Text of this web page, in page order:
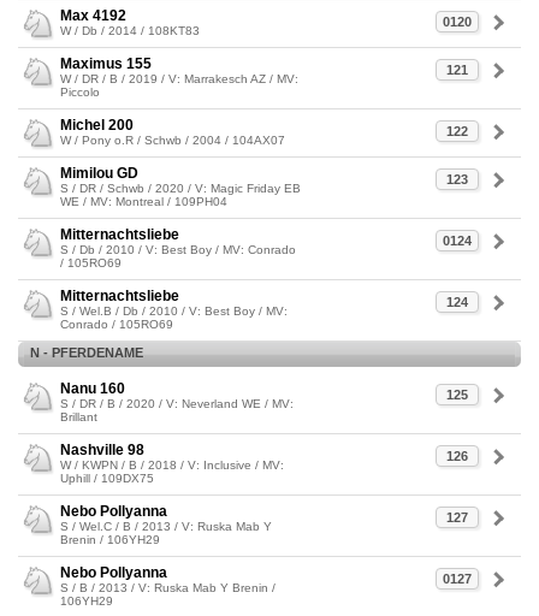
0120
Max 4192
W / Db / 2014 / 108KT83
121
Maximus 155
W / DR / B / 2019 / V: Marrakesch AZ / MV:
Piccolo
122
Michel 200
W / Pony o.R / Schwb / 2004 / 104AX07
123
Mimilou GD
S / DR / Schwb / 2020 / V: Magic Friday EB
WE / MV: Montreal / 109PH04
0124
Mitternachtsliebe
S / Db / 2010 / V: Best Boy / MV: Conrado
/ 105RO69
124
Mitternachtsliebe
S / Wel.B / Db / 2010 / V: Best Boy / MV:
Conrado / 105RO69
N - PFERDENAME
125
Nanu 160
S / DR / B / 2020 / V: Neverland WE / MV:
Brillant
126
Nashville 98
W / KWPN / B / 2018 / V: Inclusive / MV:
Uphill / 109DX75
127
Nebo Pollyanna
S / Wel.C / B / 2013 / V: Ruska Mab Y
Brenin / 106YH29
0127
Nebo Pollyanna
S / B / 2013 / V: Ruska Mab Y Brenin /
106YH29